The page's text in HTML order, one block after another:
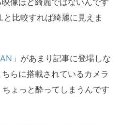
像ほど綺麗ではないんです
比較すれば綺麗に見えま
」があまり記事に登場しな
らに搭載されているカメラ
ょっと酔ってしまうんです